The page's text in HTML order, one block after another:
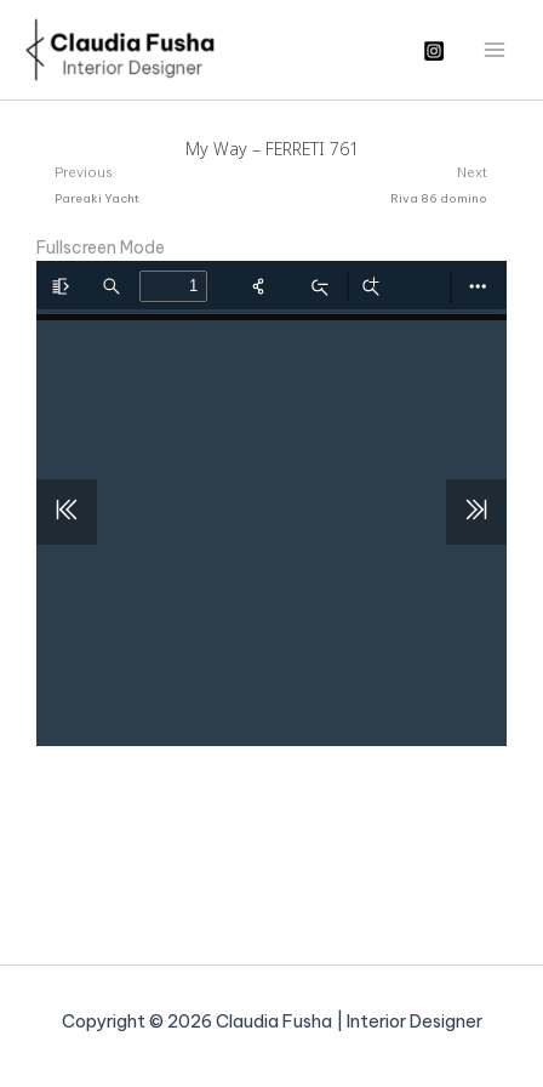
περιεχόμενο
My Way – FERRETI 761
Prev
Previous
Pareaki Yacht
Next
Riva 86 domino
Fullscreen Mode
Copyright © 2026 Claudia Fusha | Interior Designer